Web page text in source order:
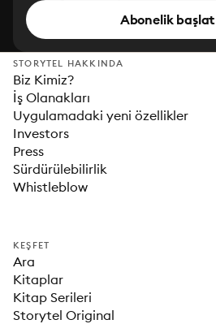
Abonelik başlat
STORYTEL HAKKINDA
Biz Kimiz?
İş Olanakları
Uygulamadaki yeni özellikler
Investors
Press
Sürdürülebilirlik
Whistleblow
KEŞFET
Ara
Kitaplar
Kitap Serileri
Storytel Original